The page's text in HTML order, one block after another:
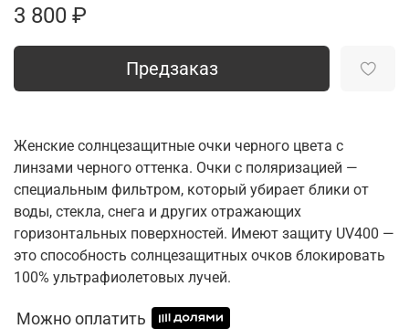
3 800 ₽
Предзаказ
Женские солнцезащитные очки черного цвета с
линзами черного оттенка. Очки с поляризацией —
специальным фильтром, который убирает блики от
воды, стекла, снега и других отражающих
горизонтальных поверхностей. Имеют защиту UV400 —
это способность солнцезащитных очков блокировать
100% ультрафиолетовых лучей.
Можно оплатить